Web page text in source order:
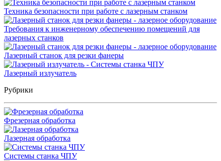
Техника безопасности при работе с лазерным станком
Требования к инженерному обеспечению помещений для
лазерных станков
Лазерный станок для резки фанеры
Лазерный излучатель
Рубрики
Фрезерная обработка
Лазерная обработка
Системы станка ЧПУ